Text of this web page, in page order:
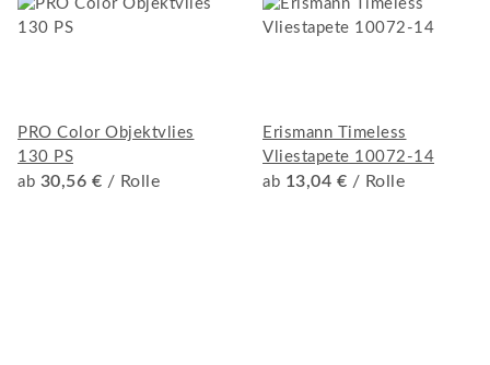
PRO Color Objektvlies
130 PS
ab 30,56 € / Rolle
Erismann Timeless
Vliestapete 10072-14
ab 13,04 € / Rolle